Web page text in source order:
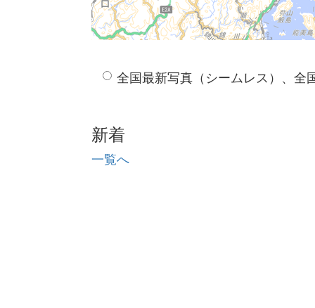
全国最新写真（シームレス）、全
新着
一覧へ